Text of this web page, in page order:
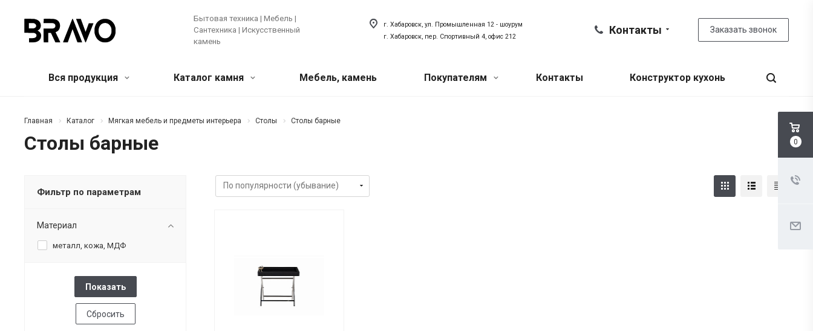
Бытовая техника | Мебель |
Сантехника | Искусственный
камень
Контакты Заказать звонок
г. Хабаровск, ул. Промышленная 12 - шоурум
г. Хабаровск, пер. Спортивный 4, офис 212
Вся продукция
Мягкая мебель и предметы
Банкетки и пуфы Диваны Зеркала
Лучшее предложение!
Мебель
Бытовая техника
Каталог камня
Кварцевый агломерат
Акриловый искусственный
Мебель, камень Покупателям Контакты Конструктор кухонь
Главная Каталог Мягкая мебель и предметы интерьера Столы Столы барные
Столы барные
Фильтр по параметрам
Материал
металл, кожа, МДФ
Сбросить
0